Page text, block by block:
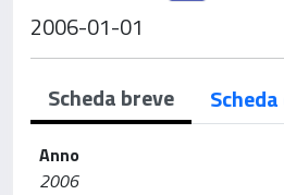
2006-01-01
Scheda breve
Anno
2006